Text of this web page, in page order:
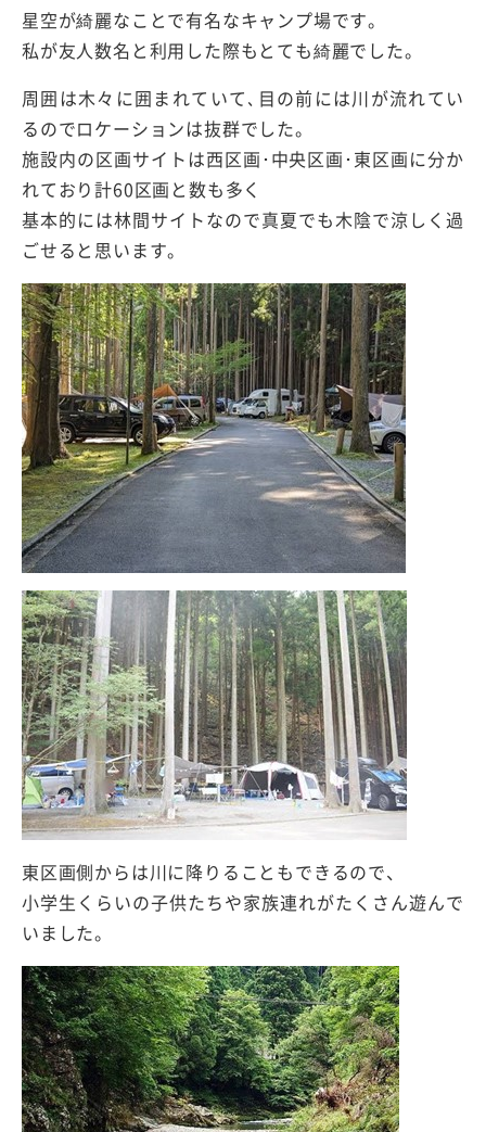
星空が綺麗なことで有名なキャンプ場です。
私が友人数名と利用した際もとても綺麗でした。
周囲は木々に囲まれていて､目の前には川が流れてい
るのでロケーションは抜群でした。
施設内の区画サイトは西区画･中央区画･東区画に分か
れており計60区画と数も多く
基本的には林間サイトなので真夏でも木陰で涼しく過
ごせると思います。
東区画側からは川に降りることもできるので、
小学生くらいの子供たちや家族連れがたくさん遊んで
いました。